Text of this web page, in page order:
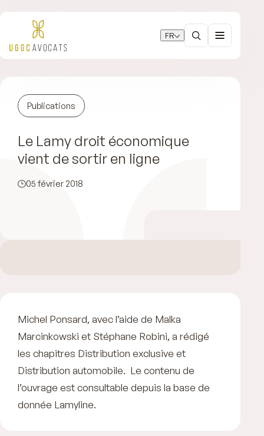
FR
Publications
Le Lamy droit économique
vient de sortir en ligne
05 février 2018
Michel Ponsard, avec l’aide de Malka
Marcinkowski et Stéphane Robini, a rédigé
les chapitres Distribution exclusive et
Distribution automobile. Le contenu de
l’ouvrage est consultable depuis la base de
donnée Lamyline.